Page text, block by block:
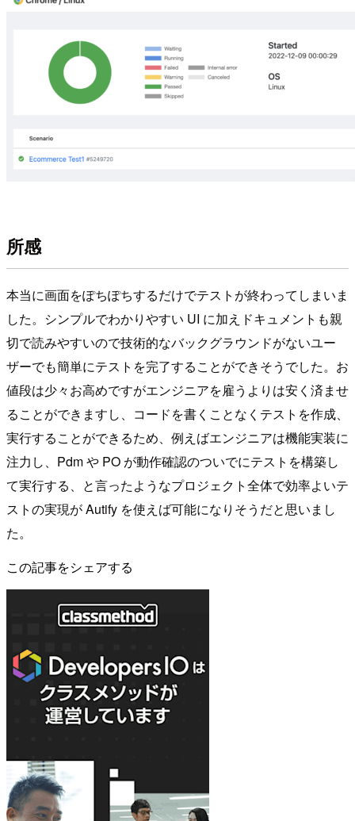
所感
本当に画面をぽちぽちするだけでテストが終わってしまいま
した。シンプルでわかりやすい UI に加えドキュメントも親
切で読みやすいので技術的なバックグラウンドがないユー
ザーでも簡単にテストを完了することができそうでした。お
値段は少々お高めですがエンジニアを雇うよりは安く済ませ
ることができますし、コードを書くことなくテストを作成、
実行することができるため、例えばエンジニアは機能実装に
注力し、Pdm や PO が動作確認のついでにテストを構築し
て実行する、と言ったようなプロジェクト全体で効率よいテ
ストの実現が Autify を使えば可能になりそうだと思いまし
た。
この記事をシェアする